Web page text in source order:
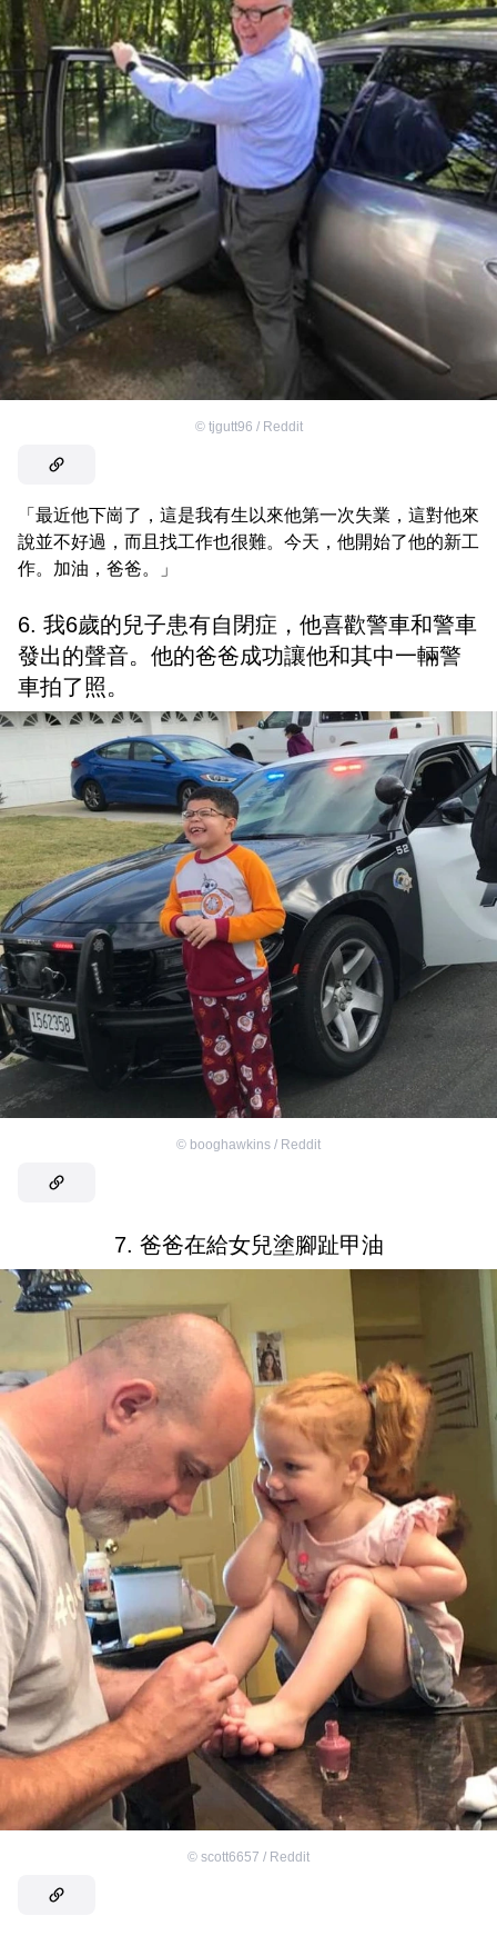
© tjgutt96 / Reddit
「最近他下崗了，這是我有生以來他第一次失業，這對他來
說並不好過，而且找工作也很難。今天，他開始了他的新工
作。加油，爸爸。」
6. 我6歲的兒子患有自閉症，他喜歡警車和警車
發出的聲音。他的爸爸成功讓他和其中一輛警
車拍了照。
© booghawkins / Reddit
7. 爸爸在給女兒塗腳趾甲油
© scott6657 / Reddit